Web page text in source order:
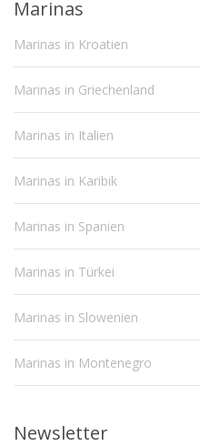
Marinas
Marinas in Kroatien
Marinas in Griechenland
Marinas in Italien
Marinas in Karibik
Marinas in Spanien
Marinas in Türkei
Marinas in Slowenien
Marinas in Montenegro
Newsletter